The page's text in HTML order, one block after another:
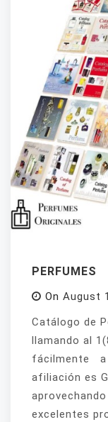
PERFUMES
On August
Catálogo de
llamando al
fácilmente a
afiliación es
excelentes